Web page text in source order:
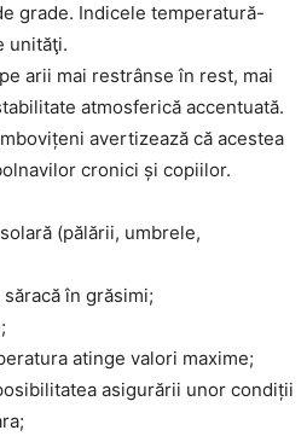
grade. Indicele temperatură-
unităţi.
arii mai restrânse în rest, mai
atmosferică accentuată.
avertizează că acestea
cronici și copiilor.
(pălării, umbrele,
în grăsimi;
atinge valori maxime;
asigurării unor condiții